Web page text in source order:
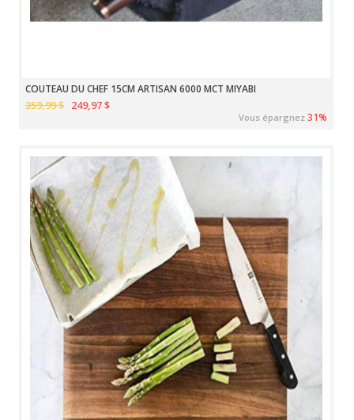
COUTEAU DU CHEF 15CM ARTISAN 6000 MCT MIYABI
359,99 $ 249,97 $
Vous épargnez31%